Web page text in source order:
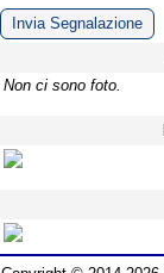
Invia Segnalazione
Non ci sono foto.